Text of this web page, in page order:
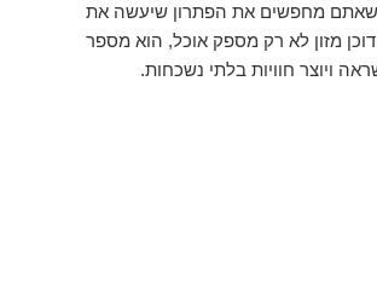
מחפשים את הפתרון שיעשה את
דוכן מזון לא רק מספק אוכל, הוא מספר
ויוצר חוויות בלתי נשכחות.